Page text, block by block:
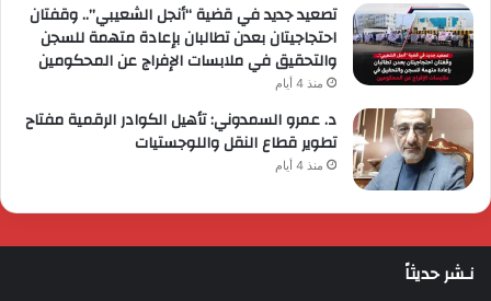
تصعيد جديد في قضية “أنجل الشعيبي”.. وقفتان
احتجاجيتان بعدن تطالبان بإعادة متهمة للسجن
والتحقيق في ملابسات الإفراج عن المحكومين
منذ 4 أيام
د. عمرو السمدوني: تأهيل الكوادر الرقمية مفتاح
تطوير قطاع النقل واللوجستيات
منذ 4 أيام
نـشر حديثاً